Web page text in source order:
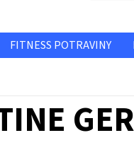
FITNESS POTRAVINY